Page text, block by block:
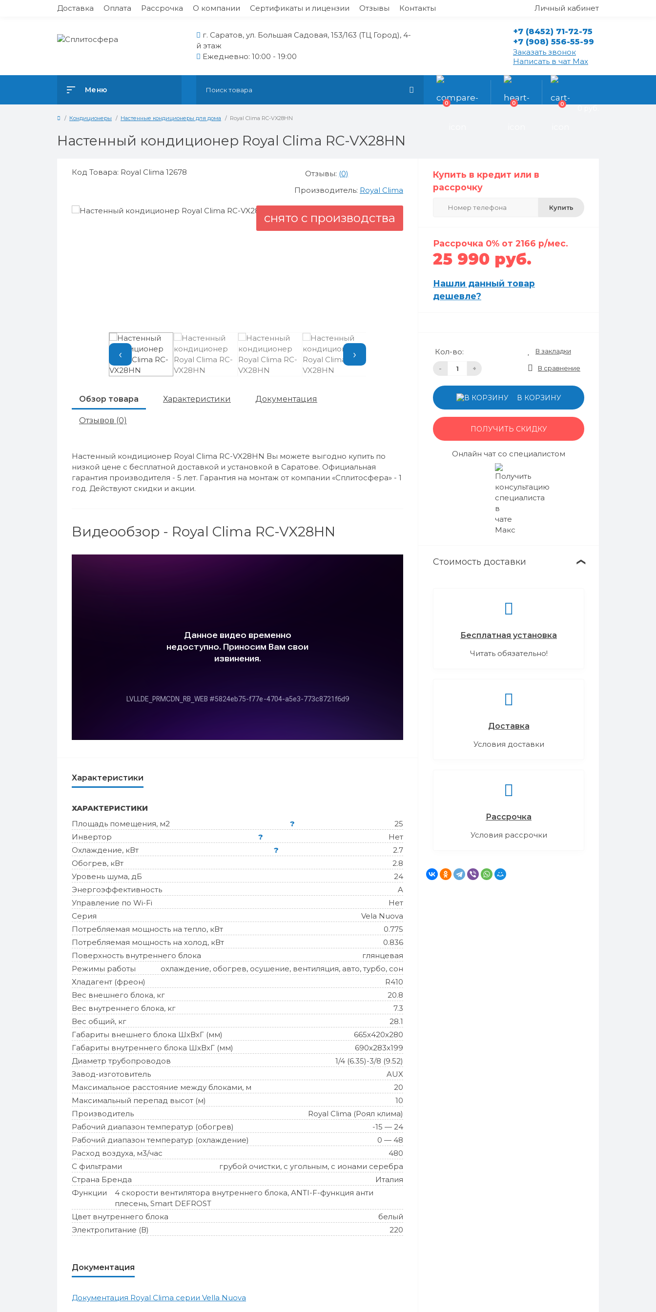
Доставка Оплата Рассрочка О компании Сертификаты и лицензии Отзывы Контакты Личный кабинет
г. Саратов, ул. Большая Садовая, 153/163 (ТЦ Город), 4-
й этаж
Ежедневно: 10:00 - 19:00
+7 (8452) 71-72-75
+7 (908) 556-55-99
Заказать звонок
Написать в чат Max
Меню
0 0 0
Кондиционеры Настенные кондиционеры для дома Royal Clima RC-VX28HN
Настенный кондиционер Royal Clima RC-VX28HN
Код Товара: Royal Clima 12678 Отзывы: (0)
Производитель: Royal Clima
снято с производства
‹ ›
Обзор товара Характеристики Документация
Отзывов (0)
Настенный кондиционер Royal Clima RC-VX28HN Вы можете выгодно купить по
низкой цене с бесплатной доставкой и установкой в Саратове. Официальная
гарантия производителя - 5 лет. Гарантия на монтаж от компании «Сплитосфера» - 1
год. Действуют скидки и акции.
Видеообзор - Royal Clima RC-VX28HN
Характеристики
ХАРАКТЕРИСТИКИ
Площадь помещения, м2
?
25
Инвертор
?
Нет
Охлаждение, кВт
?
2.7
Обогрев, кВт
2.8
Уровень шума, дБ
24
Энергоэффективность
A
Управление по Wi-Fi
Нет
Серия
Vela Nuova
Потребляемая мощность на тепло, кВт
0.775
Потребляемая мощность на холод, кВт
0.836
Поверхность внутреннего блока
глянцевая
Режимы работы
охлаждение, обогрев, осушение, вентиляция, авто, турбо, сон
Хладагент (фреон)
R410
Вес внешнего блока, кг
20.8
Вес внутреннего блока, кг
7.3
Вес общий, кг
28.1
Габариты внешнего блока ШхВхГ (мм)
665x420x280
Габариты внутреннего блока ШхВхГ (мм)
690x283x199
Диаметр трубопроводов
1/4 (6.35)-3/8 (9.52)
Завод-изготовитель
AUX
Максимальное расстояние между блоками, м
20
Максимальный перепад высот (м)
10
Производитель
Royal Clima (Роял клима)
Рабочий диапазон температур (обогрев)
-15 — 24
Рабочий диапазон температур (охлаждение)
0 — 48
Расход воздуха, м3/час
480
С фильтрами
грубой очистки, с угольным, с ионами серебра
Страна Бренда
Италия
Функции
4 скорости вентилятора внутреннего блока, ANTI-F-функция анти
плесень, Smart DEFROST
Цвет внутреннего блока
белый
Электропитание (В)
220
Документация
Документация Royal Clima серии Vella Nuova
Купить в кредит или в
рассрочку
Купить
Рассрочка 0% от 2166 р/мес.
25 990 руб.
Нашли данный товар
дешевле?
Кол-во:
- +
В закладки
В сравнение
В КОРЗИНУ
ПОЛУЧИТЬ СКИДКУ
Онлайн чат со специалистом
Стоимость доставки ❯
Бесплатная установка
Читать обязательно!
Доставка
Условия доставки
Рассрочка
Условия рассрочки